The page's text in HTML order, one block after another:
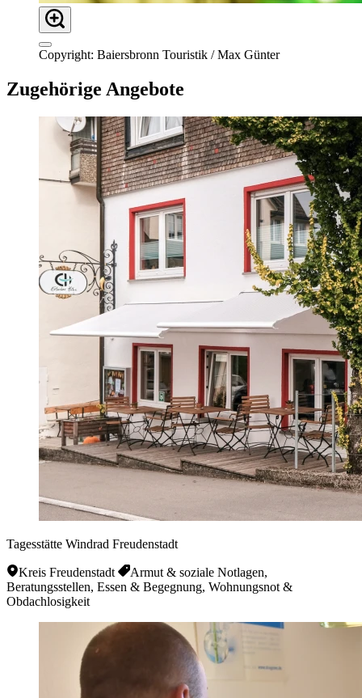
Copyright: Baiersbronn Touristik / Max Günter
Zugehörige Angebote
Tagesstätte Windrad Freudenstadt
Kreis Freudenstadt
Armut & soziale Notlagen,
Beratungsstellen, Essen & Begegnung, Wohnungsnot &
Obdachlosigkeit